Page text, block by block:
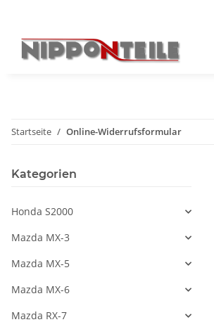
Startseite Online-Widerrufsformular
Kategorien
Honda S2000
Mazda MX-3
Mazda MX-5
Mazda MX-6
Mazda RX-7